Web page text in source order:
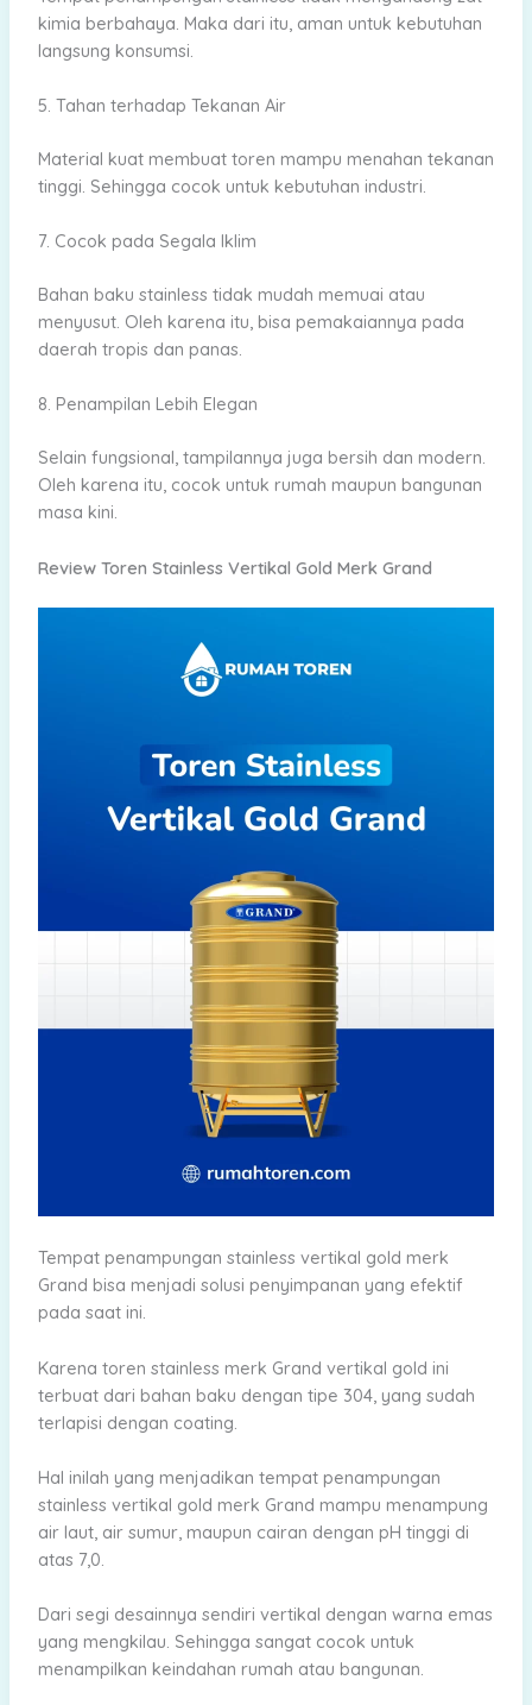
kimia berbahaya. Maka dari itu, aman untuk kebutuhan
langsung konsumsi.
5. Tahan terhadap Tekanan Air
Material kuat membuat toren mampu menahan tekanan
tinggi. Sehingga cocok untuk kebutuhan industri.
7. Cocok pada Segala Iklim
Bahan baku stainless tidak mudah memuai atau
menyusut. Oleh karena itu, bisa pemakaiannya pada
daerah tropis dan panas.
8. Penampilan Lebih Elegan
Selain fungsional, tampilannya juga bersih dan modern.
Oleh karena itu, cocok untuk rumah maupun bangunan
masa kini.
Review Toren Stainless Vertikal Gold Merk Grand
Tempat penampungan stainless vertikal gold merk
Grand bisa menjadi solusi penyimpanan yang efektif
pada saat ini.
Karena toren stainless merk Grand vertikal gold ini
terbuat dari bahan baku dengan tipe 304, yang sudah
terlapisi dengan coating.
Hal inilah yang menjadikan tempat penampungan
stainless vertikal gold merk Grand mampu menampung
air laut, air sumur, maupun cairan dengan pH tinggi di
atas 7,0.
Dari segi desainnya sendiri vertikal dengan warna emas
yang mengkilau. Sehingga sangat cocok untuk
menampilkan keindahan rumah atau bangunan.